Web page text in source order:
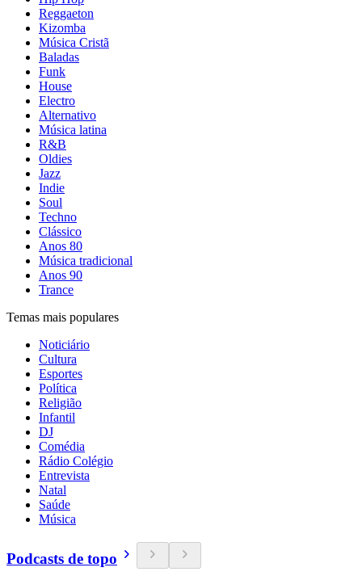
Reggaeton
Kizomba
Música Cristã
Baladas
Funk
House
Electro
Alternativo
Música latina
R&B
Oldies
Jazz
Indie
Soul
Techno
Clássico
Anos 80
Música tradicional
Anos 90
Trance
Temas mais populares
Noticiário
Cultura
Esportes
Política
Religião
Infantil
DJ
Comédia
Rádio Colégio
Entrevista
Natal
Saúde
Música
Podcasts de topo